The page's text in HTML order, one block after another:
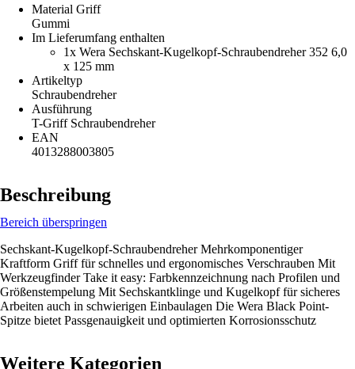
Material Griff
Gummi
Im Lieferumfang enthalten
1x Wera Sechskant-Kugelkopf-Schraubendreher 352 6,0
x 125 mm
Artikeltyp
Schraubendreher
Ausführung
T-Griff Schraubendreher
EAN
4013288003805
Beschreibung
Bereich überspringen
Sechskant-Kugelkopf-Schraubendreher Mehrkomponentiger
Kraftform Griff für schnelles und ergonomisches Verschrauben Mit
Werkzeugfinder Take it easy: Farbkennzeichnung nach Profilen und
Größenstempelung Mit Sechskantklinge und Kugelkopf für sicheres
Arbeiten auch in schwierigen Einbaulagen Die Wera Black Point-
Spitze bietet Passgenauigkeit und optimierten Korrosionsschutz
Weitere Kategorien